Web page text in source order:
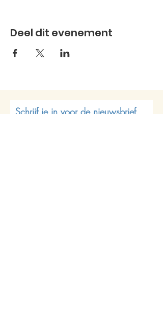
Deel dit evenement
Schrijf je in voor de nieuwsbrief